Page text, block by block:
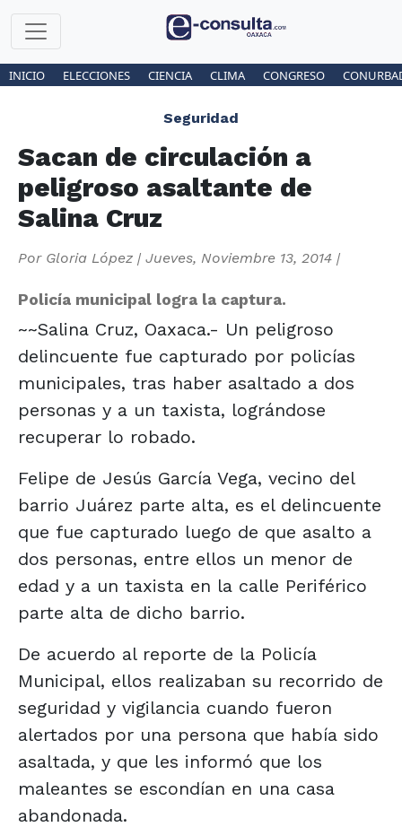
INICIO ELECCIONES CIENCIA CLIMA CONGRESO
Seguridad
Sacan de circulación a
peligroso asaltante de
Salina Cruz
Por Gloria López | Jueves, Noviembre 13, 2014 |
Policía municipal logra la captura.
~~Salina Cruz, Oaxaca.- Un peligroso
delincuente fue capturado por policías
municipales, tras haber asaltado a dos
personas y a un taxista, lográndose
recuperar lo robado.
Felipe de Jesús García Vega, vecino del
barrio Juárez parte alta, es el delincuente
que fue capturado luego de que asalto a
dos personas, entre ellos un menor de
edad y a un taxista en la calle Periférico
parte alta de dicho barrio.
De acuerdo al reporte de la Policía
Municipal, ellos realizaban su recorrido de
seguridad y vigilancia cuando fueron
alertados por una persona que había sido
asaltada, y que les informó que los
maleantes se escondían en una casa
abandonada.